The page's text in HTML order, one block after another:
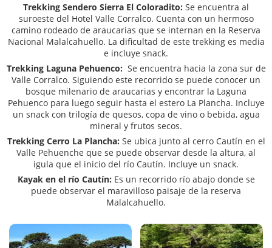
Trekking Sendero Sierra El Coloradito: Se encuentra al
suroeste del Hotel Valle Corralco. Cuenta con un hermoso
camino rodeado de araucarias que se internan en la Reserva
Nacional Malalcahuello. La dificultad de este trekking es media
e incluye snack.
Trekking Laguna Pehuenco: Se encuentra hacia la zona sur de
Valle Corralco. Siguiendo este recorrido se puede conocer un
bosque milenario de araucarias y encontrar la Laguna
Pehuenco para luego seguir hasta el estero La Plancha. Incluye
un snack con trilogía de quesos, copa de vino o bebida, agua
mineral y frutos secos.
Trekking Cerro La Plancha: Se ubica junto al cerro Cautín en el
Valle Pehuenche que se puede observar desde la altura, al
igula que el inicio del río Cautín. Incluye un snack.
Kayak en el río Cautín: Es un recorrido río abajo donde se
puede observar el maravilloso paisaje de la reserva
Malalcahuello.